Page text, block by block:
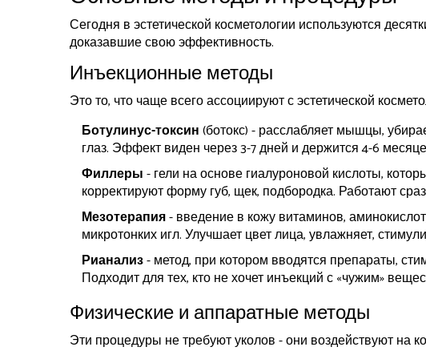
Сегодня в эстетической косметологии используются
доказавшие свою эффективность.
Инъекционные методы
Это то, что чаще всего ассоциируют с эстетической
Ботулинус-токсин(ботокс) - расслабляет мышцы,
глаз. Эффект виден через 3-7 дней и держится 4-6
Филлеры- гели на основе гиалуроновой кислоты,
корректируют форму губ, щек, подбородка. Работают
Мезотерапия- введение в кожу витаминов,
микротонких игл. Улучшает цвет лица, увлажняет,
Рианализ- метод, при котором вводятся препараты,
Подходит для тех, кто не хочет инъекций с «чужим»
Физические и аппаратные методы
Эти процедуры не требуют уколов - они воздействуют на